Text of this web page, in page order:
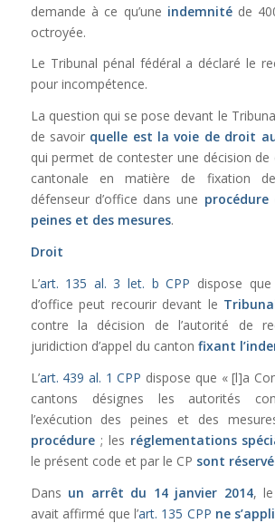
demande à ce qu’une indemnitéde
octroyée.
Le Tribunal pénal fédéral a déclaré le
pour incompétence.
La question qui se pose devant le
de savoir quelle est la voie de droit
qui permet de contester une décision de
cantonale en matière de fixation de
défenseur d’office dans une procédure
peines et des mesures.
Droit
L’art. 135 al. 3 let. b CPP dispose
d’office peut recourir devant le
contre la décision de l’autorité de
juridiction d’appel du canton fixant
L’art. 439 al. 1 CPP dispose que « [l]a
cantons désignes les autorités
l’exécution des peines et des
procédure ; les réglementations
le présent code et par le CP sont
Dans un arrêt du 14 janvier 2014, le
avait affirmé que l’art. 135 CPP ne